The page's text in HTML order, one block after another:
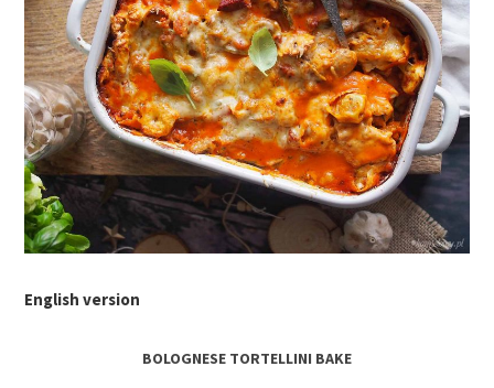
English version
BOLOGNESE TORTELLINI BAKE